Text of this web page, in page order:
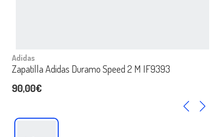
Adidas
Zapatilla Adidas Duramo Speed 2 M IF9393
90,00€